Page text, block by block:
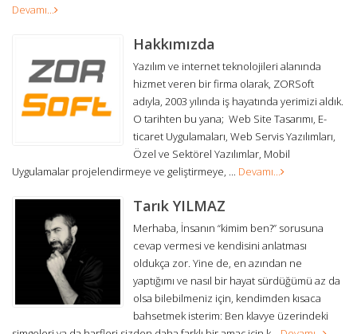
Devamı...
Hakkımızda
Yazılım ve internet teknolojileri alanında
hizmet veren bir firma olarak, ZORSoft
adıyla, 2003 yılında iş hayatında yerimizi aldık.
O tarihten bu yana; Web Site Tasarımı, E-
ticaret Uygulamaları, Web Servis Yazılımları,
Özel ve Sektörel Yazılımlar, Mobil
Uygulamalar projelendirmeye ve geliştirmeye, ... Devamı...
Tarık YILMAZ
Merhaba, İnsanın “kimim ben?” sorusuna
cevap vermesi ve kendisini anlatması
oldukça zor. Yine de, en azından ne
yaptığımı ve nasıl bir hayat sürdüğümü az da
olsa bilebilmeniz için, kendimden kısaca
bahsetmek isterim: Ben klavye üzerindeki